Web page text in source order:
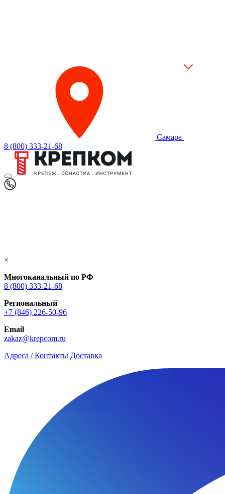
Самара
8 (800) 333-21-68
×
Многоканальный по РФ
8 (800) 333‑21-68
Региональный
+7 (846) 226-50-96
Email
zakaz@krepcom.ru
Адреса / Контакты Доставка